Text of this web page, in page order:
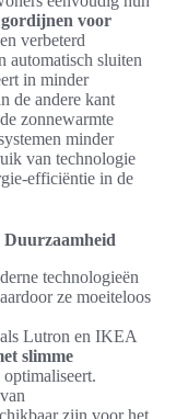
voor
verbeterd
automatisch sluiten
in minder
de andere kant
zonnewarmte
minder
van technologie
efficiëntie in de
technologieën
ze moeiteloos
Lutron en IKEA
slimme
zijn voor het